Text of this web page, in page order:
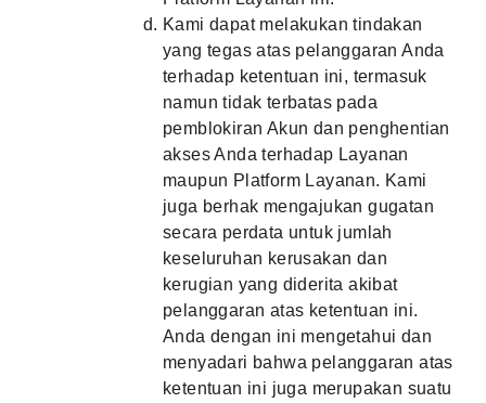
Kami dapat melakukan tindakan
yang tegas atas pelanggaran Anda
terhadap ketentuan ini, termasuk
namun tidak terbatas pada
pemblokiran Akun dan penghentian
akses Anda terhadap Layanan
maupun Platform Layanan. Kami
juga berhak mengajukan gugatan
secara perdata untuk jumlah
keseluruhan kerusakan dan
kerugian yang diderita akibat
pelanggaran atas ketentuan ini.
Anda dengan ini mengetahui dan
menyadari bahwa pelanggaran atas
ketentuan ini juga merupakan suatu